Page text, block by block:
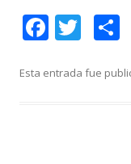
F
e
T
itt
Esta entrada fue